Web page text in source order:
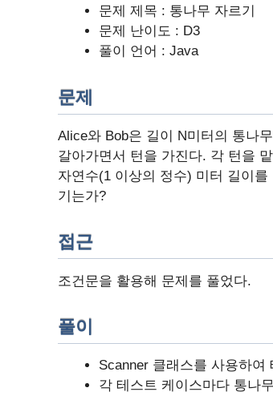
문제 제목 : 통나무 자르기
문제 난이도 : D3
풀이 언어 : Java
문제
Alice와 Bob은 길이 N미터의 통나
갈아가면서 턴을 가진다. 각 턴을
자연수(1 이상의 정수) 미터 길이
기는가?
접근
조건문을 활용해 문제를 풀었다.
풀이
Scanner 클래스를 사용하
각 테스트 케이스마다 통나